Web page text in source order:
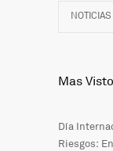
NOTICIAS
Mas
Día
Riesgos: